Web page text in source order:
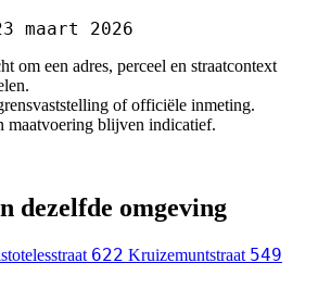
maart 2026
om een adres, perceel en straatcontext
of officiële inmeting.
maatvoering blijven indicatief.
dezelfde omgeving
622 Kruizemuntstraat 549